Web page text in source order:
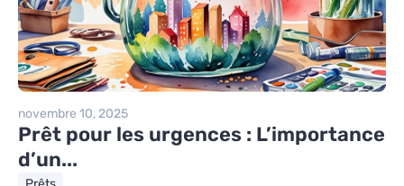
novembre 10, 2025
Prêt pour les urgences : L’importance
d’un...